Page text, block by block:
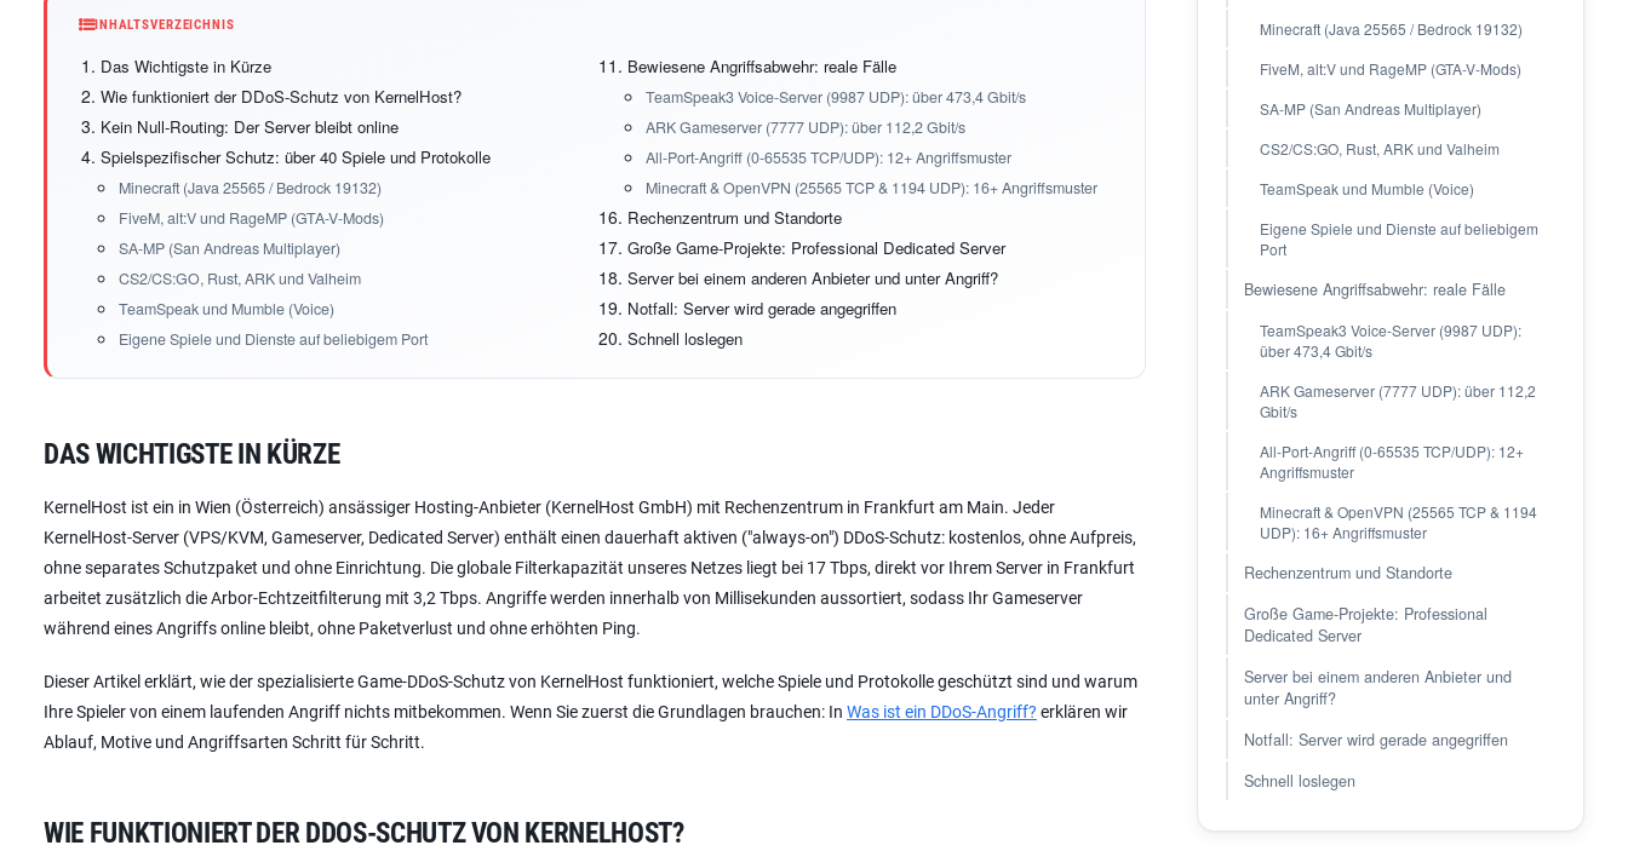
INHALTSVERZEICHNIS
Das Wichtigste in Kürze
Wie funktioniert der DDoS-Schutz von KernelHost?
Kein Null-Routing: Der Server bleibt online
Spielspezifischer Schutz: über 40 Spiele und Protokolle
Minecraft (Java 25565 / Bedrock 19132)
FiveM, alt:V und RageMP (GTA-V-Mods)
SA-MP (San Andreas Multiplayer)
CS2/CS:GO, Rust, ARK und Valheim
TeamSpeak und Mumble (Voice)
Eigene Spiele und Dienste auf beliebigem Port
Bewiesene Angriffsabwehr: reale Fälle
TeamSpeak3 Voice-Server (9987 UDP): über 473,4 Gbit/s
ARK Gameserver (7777 UDP): über 112,2 Gbit/s
All-Port-Angriff (0-65535 TCP/UDP): 12+ Angriffsmuster
Minecraft & OpenVPN (25565 TCP & 1194 UDP): 16+ Angriffsmuster
Rechenzentrum und Standorte
Große Game-Projekte: Professional Dedicated Server
Server bei einem anderen Anbieter und unter Angriff?
Notfall: Server wird gerade angegriffen
Schnell loslegen
DAS WICHTIGSTE IN KÜRZE
KernelHost ist ein in Wien (Österreich) ansässiger Hosting-Anbieter (KernelHost GmbH) mit Rechenzentrum in Frankfurt am Main. Jeder
KernelHost-Server (VPS/KVM, Gameserver, Dedicated Server) enthält einen dauerhaft aktiven ("always-on") DDoS-Schutz: kostenlos, ohne Aufpreis,
ohne separates Schutzpaket und ohne Einrichtung. Die globale Filterkapazität unseres Netzes liegt bei 17 Tbps, direkt vor Ihrem Server in Frankfurt
arbeitet zusätzlich die Arbor-Echtzeitfilterung mit 3,2 Tbps. Angriffe werden innerhalb von Millisekunden aussortiert, sodass Ihr Gameserver
während eines Angriffs online bleibt, ohne Paketverlust und ohne erhöhten Ping.
Dieser Artikel erklärt, wie der spezialisierte Game-DDoS-Schutz von KernelHost funktioniert, welche Spiele und Protokolle geschützt sind und warum
Ihre Spieler von einem laufenden Angriff nichts mitbekommen. Wenn Sie zuerst die Grundlagen brauchen: In Was ist ein DDoS-Angriff? erklären wir
Ablauf, Motive und Angriffsarten Schritt für Schritt.
WIE FUNKTIONIERT DER DDOS-SCHUTZ VON KERNELHOST?
Minecraft (Java 25565 / Bedrock 19132)
FiveM, alt:V und RageMP (GTA-V-Mods)
SA-MP (San Andreas Multiplayer)
CS2/CS:GO, Rust, ARK und Valheim
TeamSpeak und Mumble (Voice)
Eigene Spiele und Dienste auf beliebigem
Port
Bewiesene Angriffsabwehr: reale Fälle
TeamSpeak3 Voice-Server (9987 UDP):
über 473,4 Gbit/s
ARK Gameserver (7777 UDP): über 112,2
Gbit/s
All-Port-Angriff (0-65535 TCP/UDP): 12+
Angriffsmuster
Minecraft & OpenVPN (25565 TCP & 1194
UDP): 16+ Angriffsmuster
Rechenzentrum und Standorte
Große Game-Projekte: Professional
Dedicated Server
Server bei einem anderen Anbieter und
unter Angriff?
Notfall: Server wird gerade angegriffen
Schnell loslegen